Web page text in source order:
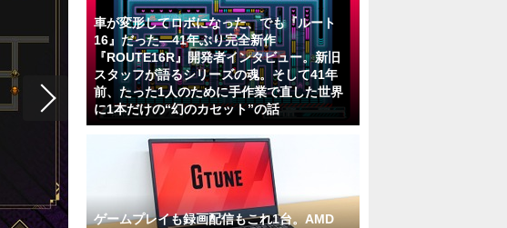
車が変形してロボになった、でも『ルート
16』だった―41年ぶり完全新作
『ROUTE16R』開発者インタビュー。新旧
スタッフが語るシリーズの魂。そして41年
前、たった1人のために手作業で直した世界
に1本だけの“幻のカセット”の話
ゲームプレイも録画配信もこれ1台。AMD